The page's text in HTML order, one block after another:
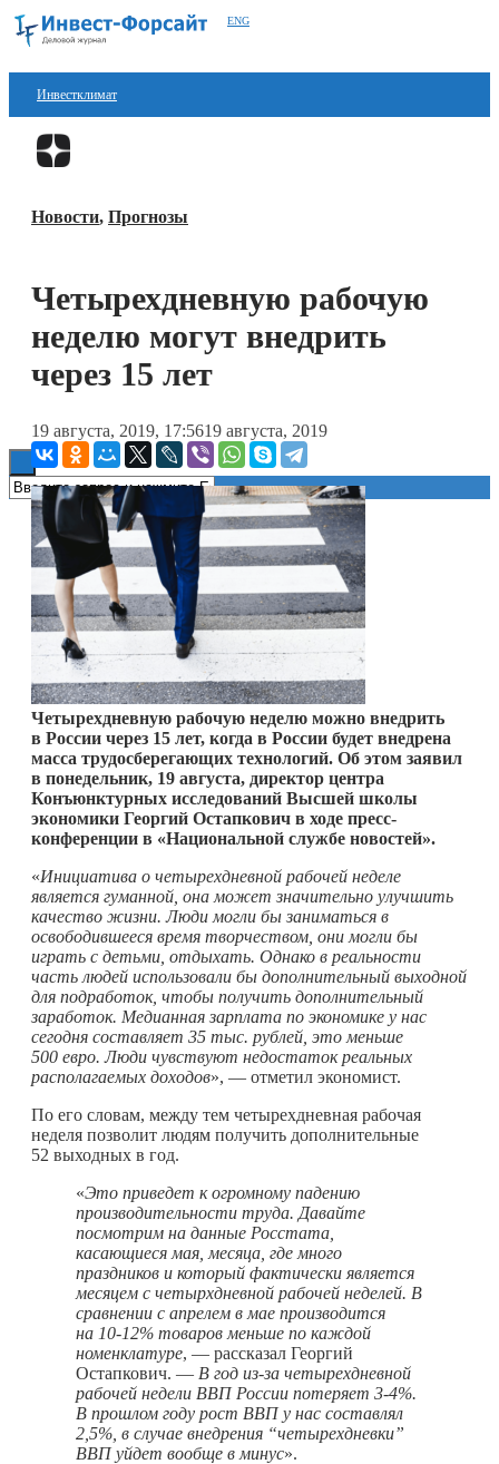
ENG
Инвестклимат
Финансы
Блокчейн
Новости, Прогнозы
Четырехдневную рабочую
неделю могут внедрить
через 15 лет
19 августа, 2019, 17:5619 августа, 2019
Четырехдневную рабочую неделю можно внедрить
в России через 15 лет, когда в России будет внедрена
масса трудосберегающих технологий. Об этом заявил
в понедельник, 19 августа, директор центра
Конъюнктурных исследований Высшей школы
экономики Георгий Остапкович в ходе пресс-
конференции в «Национальной службе новостей».
«Инициатива о четырехдневной рабочей неделе
является гуманной, она может значительно улучшить
качество жизни. Люди могли бы заниматься в
освободившееся время творчеством, они могли бы
играть с детьми, отдыхать. Однако в реальности
часть людей использовали бы дополнительный выходной
для подработок, чтобы получить дополнительный
заработок. Медианная зарплата по экономике у нас
сегодня составляет 35 тыс. рублей, это меньше
500 евро. Люди чувствуют недостаток реальных
располагаемых доходов», — отметил экономист.
По его словам, между тем четырехдневная рабочая
неделя позволит людям получить дополнительные
52 выходных в год.
«Это приведет к огромному падению
производительности труда. Давайте
посмотрим на данные Росстата,
касающиеся мая, месяца, где много
праздников и который фактически является
месяцем с четырхдневной рабочей неделей. В
сравнении с апрелем в мае производится
на 10-12% товаров меньше по каждой
номенклатуре, — рассказал Георгий
Остапкович. — В год из-за четырехдневной
рабочей недели ВВП России потеряет 3-4%.
В прошлом году рост ВВП у нас составлял
2,5%, в случае внедрения “четырехдневки”
ВВП уйдет вообще в минус».